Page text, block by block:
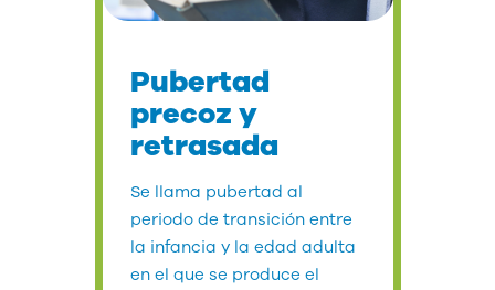
Pubertad
precoz y
retrasada
Se llama pubertad al
periodo de transición entre
la infancia y la edad adulta
en el que se produce el